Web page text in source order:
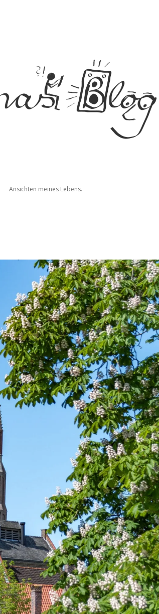
Ansichten meines Lebens.